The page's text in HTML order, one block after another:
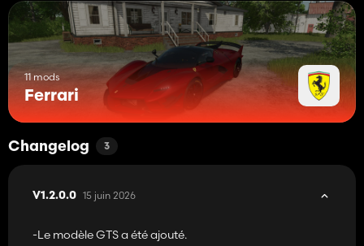
11 mods
Ferrari
Changelog 3
V1.2.0.0 15 juin 2026
-Le modèle GTS a été ajouté.